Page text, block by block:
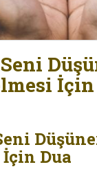
Dua